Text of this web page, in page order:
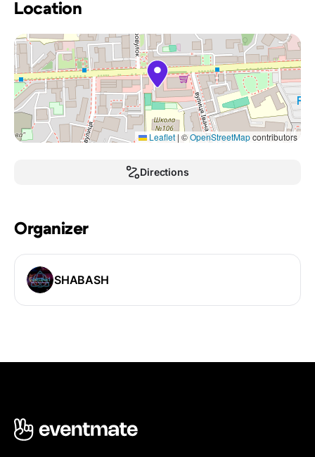
Location
Leaflet | ©OpenStreetMapcontributors
Directions
Organizer
SHABASH